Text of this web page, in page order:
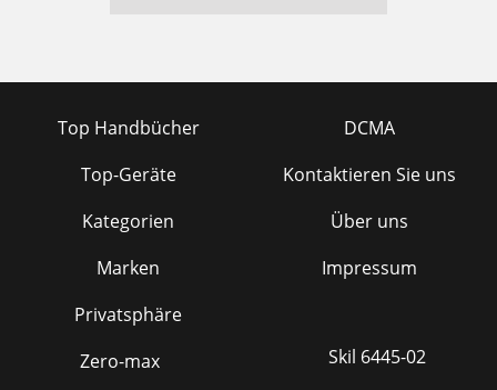
Top Handbücher
Top-Geräte
Kategorien
Marken
Privatsphäre
DCMA
Kontaktieren Sie uns
Über uns
Impressum
Zero-max
Skil 6445-02